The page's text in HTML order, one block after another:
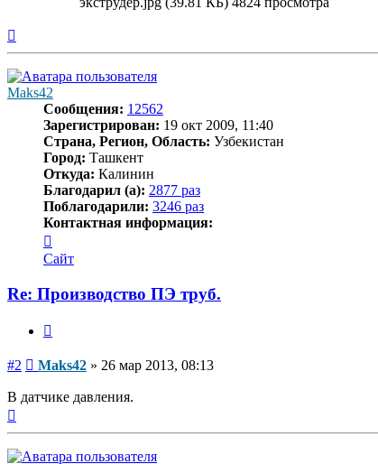
Maks42
Сообщения: 12562
Зарегистрирован: 19 окт 2009, 11:40
Страна, Регион, Область: Узбекистан
Город: Ташкент
Откуда: Калинин
Благодарил (а): 2877 раз
Поблагодарили: 3246 раз
Контактная информация:
информация
пользователя
Сайт
Re: Производство ПЭ труб.
#2 Сообщение
Maks42 » 26 мар 2013, 08:13
В датчике давления.